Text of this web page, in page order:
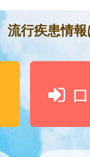
流行疾患情